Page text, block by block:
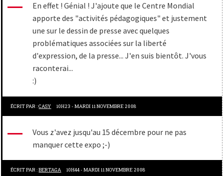
En effet ! Génial ! J'ajoute que le Centre Mondial
apporte des "activités pédagogiques" et justement
une sur le dessin de presse avec quelques
problématiques associées sur la liberté
d'expression, de la presse... J'en suis bientôt. J'vous
raconterai...
:)
ÉCRIT PAR :CASY 10H23 -MARDI 11 NOVEMBRE 2008
Vous z'avez jusqu'au 15 décembre pour ne pas
manquer cette expo ;-)
ÉCRIT PAR :BERTAGA 10H44-MARDI 11NOVEMBRE 2008